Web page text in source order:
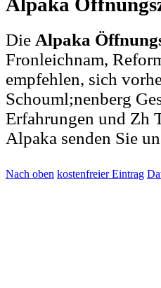
Alpaka
Die Alpaka
Fronleichnam,
empfehlen, sich
Schouml;nenberg
Erfahrungen und Zh
Alpaka senden Sie
Nach oben kostenfreier Eintrag